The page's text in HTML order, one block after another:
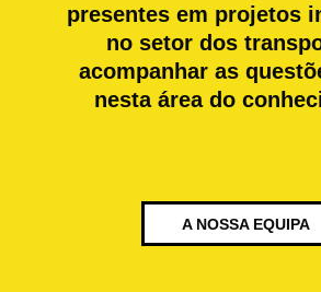
presentes em projetos
no setor dos
acompanhar as
nesta área do
A NOSSA EQUIPA